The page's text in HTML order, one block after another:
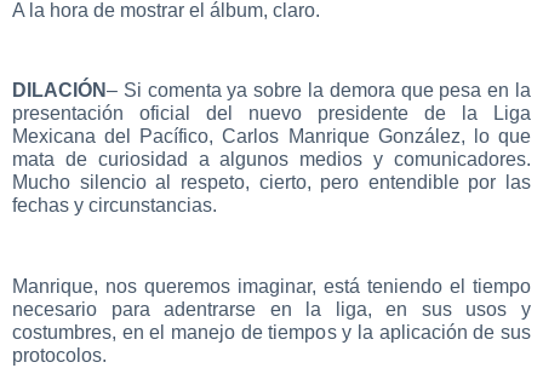
A la hora de mostrar el álbum, claro.
DILACIÓN– Si comenta ya sobre la demora que pesa en la
presentación oficial del nuevo presidente de la Liga
Mexicana del Pacífico, Carlos Manrique González, lo que
mata de curiosidad a algunos medios y comunicadores.
Mucho silencio al respeto, cierto, pero entendible por las
fechas y circunstancias.
Manrique, nos queremos imaginar, está teniendo el tiempo
necesario para adentrarse en la liga, en sus usos y
costumbres, en el manejo de tiempos y la aplicación de sus
protocolos.